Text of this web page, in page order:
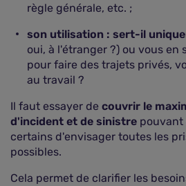
règle générale, etc. ;
son utilisation : sert-il
oui, à l'étranger ?) ou vous en
pour faire des trajets privés,
au travail ?
Il faut essayer de couvrir le
d'incident et de sinistre pouvant
certains d'envisager toutes les
possibles.
Cela permet de clarifier les